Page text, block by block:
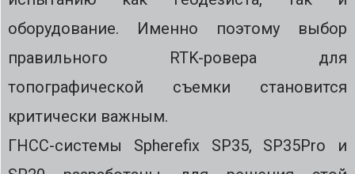
оборудование. Именно поэтому выбор
правильного RTK-ровера для
топографической съемки становится
критически важным.
ГНСС-системы Spherefix SP35, SP35Pro и